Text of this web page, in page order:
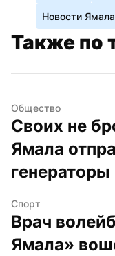
Новости Ямала
Также по
Общество
Своих не
Ямала
генераторы
Спорт
Врач
Ямала»